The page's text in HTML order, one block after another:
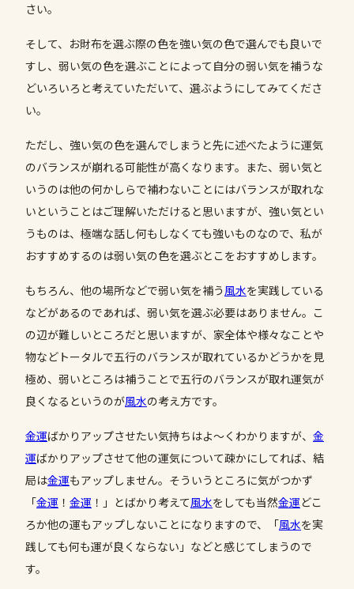
さい。
そして、お財布を選ぶ際の色を強い気の色で選んでも良いで
すし、弱い気の色を選ぶことによって自分の弱い気を補うな
どいろいろと考えていただいて、選ぶようにしてみてくださ
い。
ただし、強い気の色を選んでしまうと先に述べたように運気
のバランスが崩れる可能性が高くなります。また、弱い気と
いうのは他の何かしらで補わないことにはバランスが取れな
いということはご理解いただけると思いますが、強い気とい
うものは、極端な話し何もしなくても強いものなので、私が
おすすめするのは弱い気の色を選ぶとこをおすすめします。
もちろん、他の場所などで弱い気を補う風水を実践している
などがあるのであれば、弱い気を選ぶ必要はありません。こ
の辺が難しいところだと思いますが、家全体や様々なことや
物などトータルで五行のバランスが取れているかどうかを見
極め、弱いところは補うことで五行のバランスが取れ運気が
良くなるというのが風水の考え方です。
金運ばかりアップさせたい気持ちはよ〜くわかりますが、 金
運ばかりアップさせて他の運気について疎かにしてれば、結
局は金運もアップしません。そういうところに気がつかず
「金運 ！ 金運 ！」とばかり考えて風水をしても当然金運どこ
ろか他の運もアップしないことになりますので、「風水を実
践しても何も運が良くならない」などと感じてしまうので
す。